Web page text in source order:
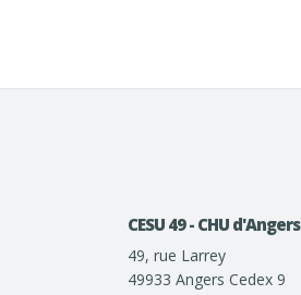
CESU 49 - CHU d'Angers
49, rue Larrey
49933 Angers Cedex 9